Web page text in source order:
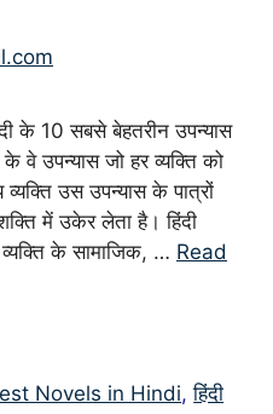
के 10 सबसे बेहतरीन उपन्यास
वे उपन्यास जो हर व्यक्ति को
उस उपन्यास के पात्रों
में उकेर लेता है। हिंदी
व्यक्ति के सामाजिक, … Read
Novels in Hindi,हिंदी